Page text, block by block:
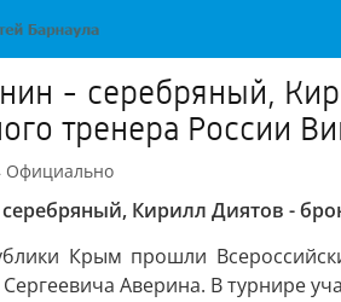
- серебряный,
тренера России
Официально
Кирилл Диятов -
Крым прошли
Аверина. В турнире